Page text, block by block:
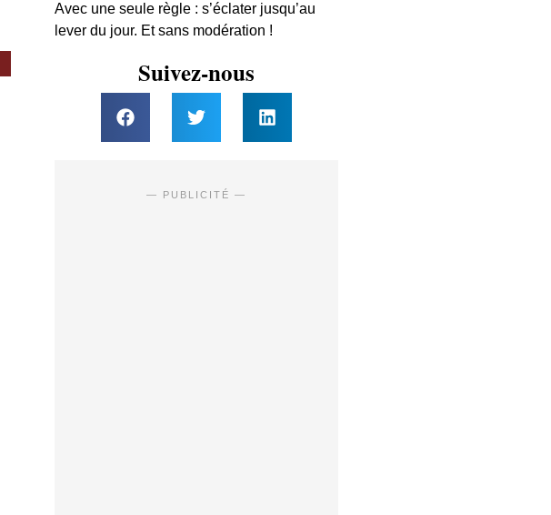
Avec une seule règle : s’éclater jusqu’au
lever du jour. Et sans modération !
Suivez-nous
— PUBLICITÉ —